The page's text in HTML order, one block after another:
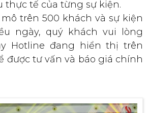
thực tế của từng sự kiện.
trên 500 khách và sự kiện
ngày, quý khách vui lòng
Hotline đang hiển thị trên
được tư vấn và báo giá chính